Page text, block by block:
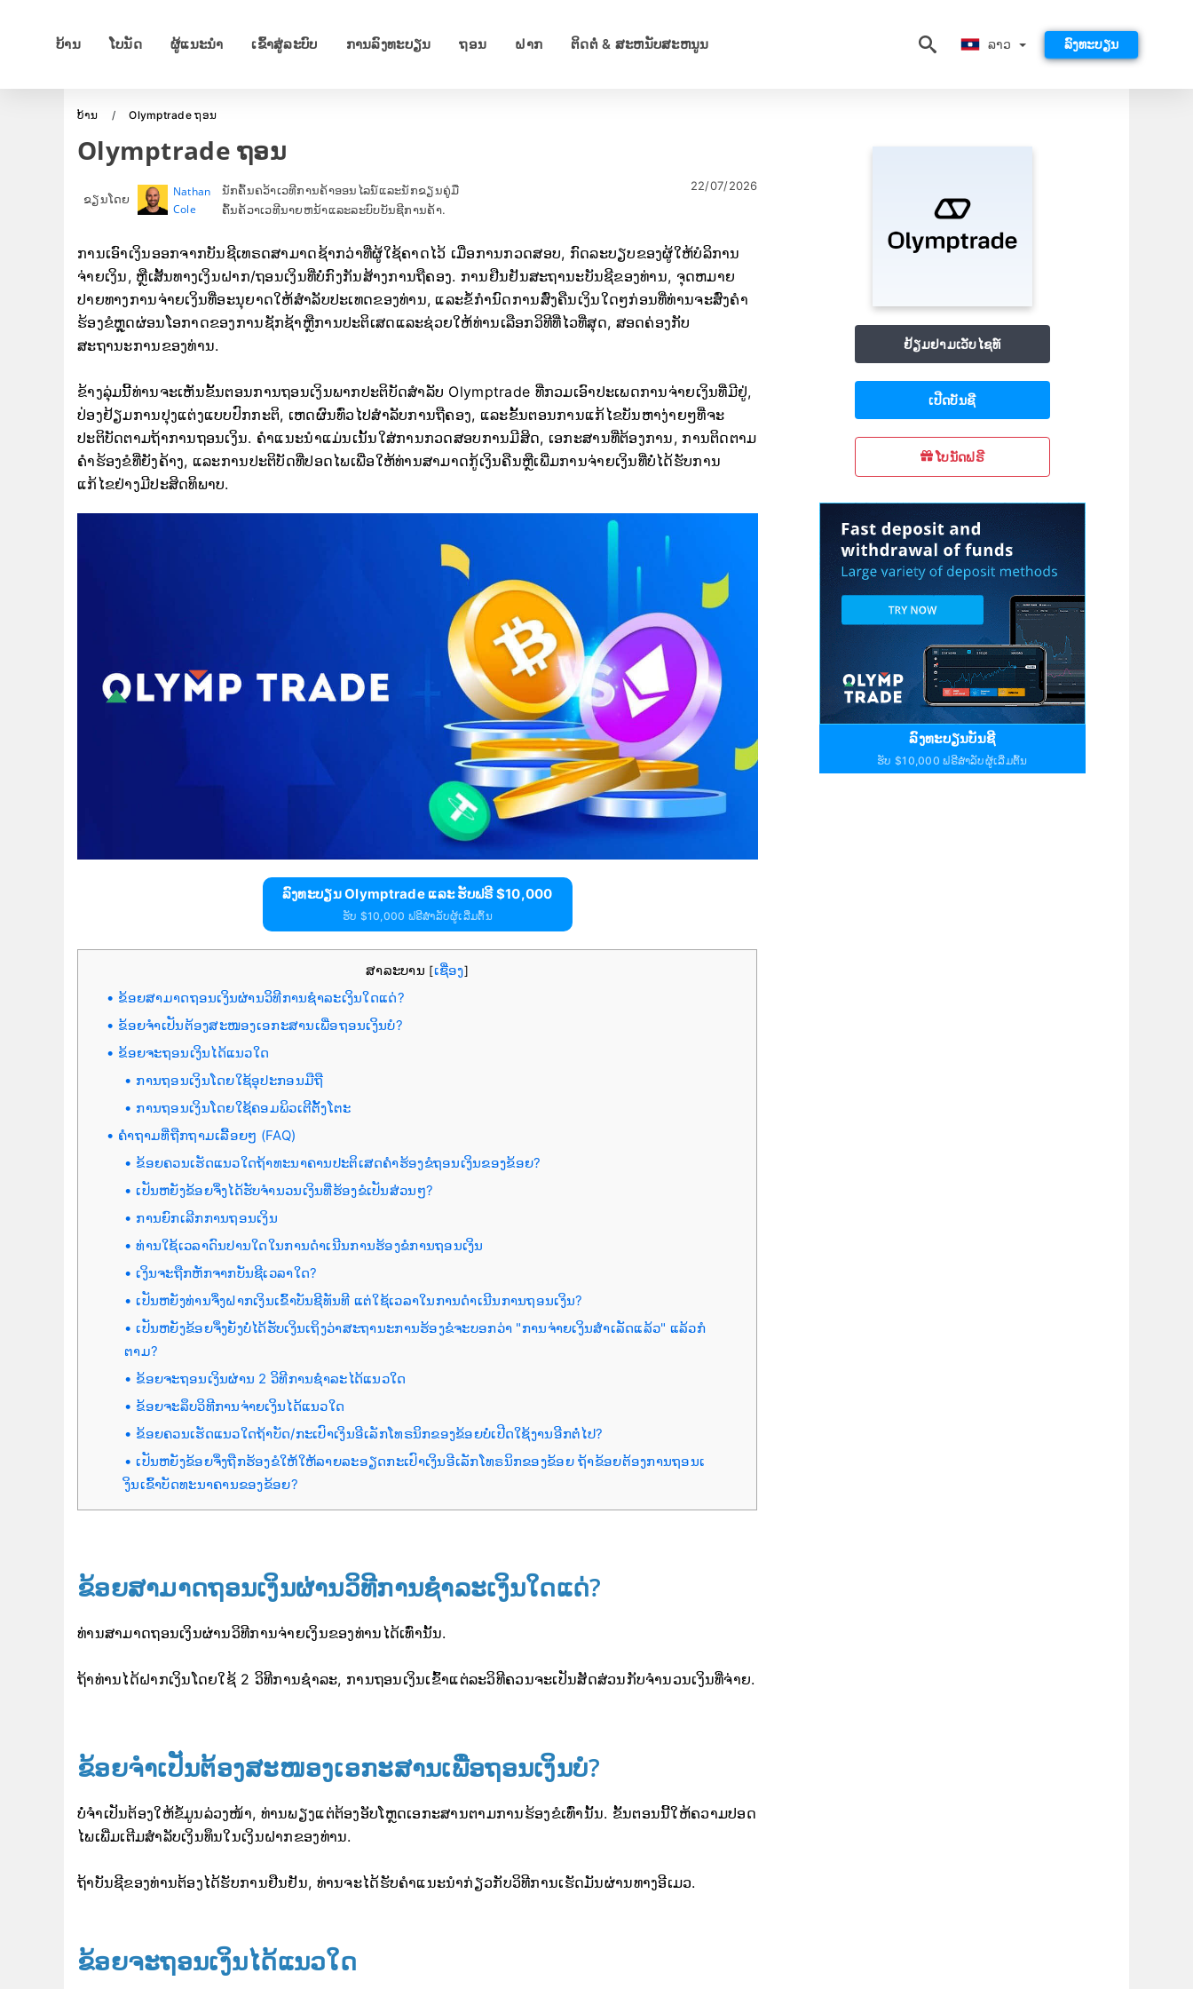
ບ້ານ ໂບນັດ ຜູ້ແນະນຳ ເຂົ້າ​ສູ່​ລະ​ບົບ ການລົງທະບຽນ ຖອນ ຝາກ ຕິດ​ຕໍ່ & ສະ​ຫນັບ​ສະ​ຫນູນ​ ລາວ ລົງທະບຽນ
ບ້ານ Olymptrade ຖອນ
Olymptrade ຖອນ
ຂຽນໂດຍ
Nathan
Cole
ນັກຄົ້ນຄວ້າເວທີການຄ້າອອນໄລນ໌ແລະນັກຂຽນຄູ່ມື
ຄົ້ນຄ້ວາເວທີນາຍຫນ້າແລະລະບົບບັນຊີການຄ້າ.
22/07/2026
ການເອົາເງິນອອກຈາກບັນຊີເທຣດສາມາດຊ້າກວ່າທີ່ຜູ້ໃຊ້ຄາດໄວ້ ເມື່ອການກວດສອບ, ກົດລະບຽບຂອງຜູ້ໃຫ້ບໍລິການ
ຈ່າຍເງິນ, ຫຼືເສັ້ນທາງເງິນຝາກ/ຖອນເງິນທີ່ບໍ່ກົງກັນສ້າງການຖືຄອງ. ການຢືນຢັນສະຖານະບັນຊີຂອງທ່ານ, ຈຸດຫມາຍ
ປາຍທາງການຈ່າຍເງິນທີ່ອະນຸຍາດໃຫ້ສໍາລັບປະເທດຂອງທ່ານ, ແລະຂໍ້ກໍານົດການສົ່ງຄືນເງິນໃດໆກ່ອນທີ່ທ່ານຈະສົ່ງຄໍາ
ຮ້ອງຂໍຫຼຸດຜ່ອນໂອກາດຂອງການຊັກຊ້າຫຼືການປະຕິເສດແລະຊ່ວຍໃຫ້ທ່ານເລືອກວິທີທີ່ໄວທີ່ສຸດ, ສອດຄ່ອງກັບ
ສະຖານະການຂອງທ່ານ.
ຂ້າງລຸ່ມນີ້ທ່ານຈະເຫັນຂັ້ນຕອນການຖອນເງິນພາກປະຕິບັດສໍາລັບ Olymptrade ທີ່ກວມເອົາປະເພດການຈ່າຍເງິນທີ່ມີຢູ່,
ປ່ອງຢ້ຽມການປຸງແຕ່ງແບບປົກກະຕິ, ເຫດຜົນທົ່ວໄປສໍາລັບການຖືຄອງ, ແລະຂັ້ນຕອນການແກ້ໄຂບັນຫາງ່າຍໆທີ່ຈະ
ປະຕິບັດຕາມຖ້າການຖອນເງິນ. ຄໍາແນະນໍາແມ່ນເນັ້ນໃສ່ການກວດສອບການມີສິດ, ເອກະສານທີ່ຕ້ອງການ, ການຕິດຕາມ
ຄໍາຮ້ອງຂໍທີ່ຍັງຄ້າງ, ແລະການປະຕິບັດທີ່ປອດໄພເພື່ອໃຫ້ທ່ານສາມາດກູ້ເງິນຄືນຫຼືເພີ່ມການຈ່າຍເງິນທີ່ບໍ່ໄດ້ຮັບການ
ແກ້ໄຂຢ່າງມີປະສິດທິພາບ.
ລົງທະບຽນ Olymptrade ແລະ ຮັບຟຣີ $10,000
ຮັບ $10,000 ຟຣີສຳລັບຜູ້ເລີ່ມຕົ້ນ
ສາລະບານ [ເຊື່ອງ]
ຂ້ອຍສາມາດຖອນເງິນຜ່ານວິທີການຊໍາລະເງິນໃດແດ່?
ຂ້ອຍຈໍາເປັນຕ້ອງສະໜອງເອກະສານເພື່ອຖອນເງິນບໍ?
ຂ້ອຍຈະຖອນເງິນໄດ້ແນວໃດ
ການຖອນເງິນໂດຍໃຊ້ອຸປະກອນມືຖື
ການຖອນເງິນໂດຍໃຊ້ຄອມພິວເຕີຕັ້ງໂຕະ
ຄຳຖາມທີ່ຖືກຖາມເລື້ອຍໆ (FAQ)
ຂ້ອຍຄວນເຮັດແນວໃດຖ້າທະນາຄານປະຕິເສດຄຳຮ້ອງຂໍຖອນເງິນຂອງຂ້ອຍ?
ເປັນຫຍັງຂ້ອຍຈຶ່ງໄດ້ຮັບຈຳນວນເງິນທີ່ຮ້ອງຂໍເປັນສ່ວນໆ?
ການຍົກເລີກການຖອນເງິນ
ທ່ານໃຊ້ເວລາດົນປານໃດໃນການດຳເນີນການຮ້ອງຂໍການຖອນເງິນ
ເງິນຈະຖືກຫັກຈາກບັນຊີເວລາໃດ?
ເປັນຫຍັງທ່ານຈຶ່ງຝາກເງິນເຂົ້າບັນຊີທັນທີ ແຕ່ໃຊ້ເວລາໃນການດຳເນີນການຖອນເງິນ?
ເປັນຫຍັງຂ້ອຍຈຶ່ງຍັງບໍ່ໄດ້ຮັບເງິນເຖິງວ່າສະຖານະການຮ້ອງຂໍຈະບອກວ່າ "ການຈ່າຍເງິນສຳເລັດແລ້ວ" ແລ້ວກໍ
ຕາມ?
ຂ້ອຍຈະຖອນເງິນຜ່ານ 2 ວິທີການຊໍາລະໄດ້ແນວໃດ
ຂ້ອຍຈະລຶບວິທີການຈ່າຍເງິນໄດ້ແນວໃດ
ຂ້ອຍຄວນເຮັດແນວໃດຖ້າບັດ/ກະເປົາເງິນອີເລັກໂທຣນິກຂອງຂ້ອຍບໍ່ເປີດໃຊ້ງານອີກຕໍ່ໄປ?
ເປັນຫຍັງຂ້ອຍຈຶ່ງຖືກຮ້ອງຂໍໃຫ້ໃຫ້ລາຍລະອຽດກະເປົາເງິນອີເລັກໂທຣນິກຂອງຂ້ອຍ ຖ້າຂ້ອຍຕ້ອງການຖອນເ
ງິນເຂົ້າບັດທະນາຄານຂອງຂ້ອຍ?
ຂ້ອຍສາມາດຖອນເງິນຜ່ານວິທີການຊໍາລະເງິນໃດແດ່?
ທ່ານສາມາດຖອນເງິນຜ່ານວິທີການຈ່າຍເງິນຂອງທ່ານໄດ້ເທົ່ານັ້ນ.
ຖ້າທ່ານໄດ້ຝາກເງິນໂດຍໃຊ້ 2 ວິທີການຊໍາລະ, ການຖອນເງິນເຂົ້າແຕ່ລະວິທີຄວນຈະເປັນສັດສ່ວນກັບຈຳນວນເງິນທີ່ຈ່າຍ.
ຂ້ອຍຈໍາເປັນຕ້ອງສະໜອງເອກະສານເພື່ອຖອນເງິນບໍ?
ບໍ່ຈຳເປັນຕ້ອງໃຫ້ຂໍ້ມູນລ່ວງໜ້າ, ທ່ານພຽງແຕ່ຕ້ອງອັບໂຫຼດເອກະສານຕາມການຮ້ອງຂໍເທົ່ານັ້ນ. ຂັ້ນຕອນນີ້ໃຫ້ຄວາມປອດ
ໄພເພີ່ມເຕີມສຳລັບເງິນທຶນໃນເງິນຝາກຂອງທ່ານ.
ຖ້າບັນຊີຂອງທ່ານຕ້ອງໄດ້ຮັບການຢືນຢັນ, ທ່ານຈະໄດ້ຮັບຄຳແນະນຳກ່ຽວກັບວິທີການເຮັດມັນຜ່ານທາງອີເມວ.
ຂ້ອຍຈະຖອນເງິນໄດ້ແນວໃດ
ຢ້ຽມຢາມເວັບໄຊທ໌
ເປີດບັນຊີ
ໂບນັດຟຣີ
ລົງທະບຽນບັນຊີ
ຮັບ $10,000 ຟຣີສຳລັບຜູ້ເລີ່ມຕົ້ນ